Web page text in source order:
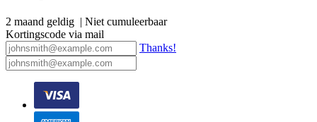
2 maand geldig | Niet cumuleerbaar
Kortingscode via mail
Thanks!